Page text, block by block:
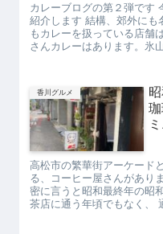
カレーブログの第２弾です
紹介します 結構、郊外にも
もカレーを扱っている店舗
さんカレーはあります。氷
香川グルメ
高松市の繁華街アーケード
る、コーヒー屋さんがあり
密に言うと昭和最終年の昭
茶店に通う年頃でもなく、